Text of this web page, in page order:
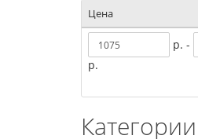
Цена
р. -
р.
Категории